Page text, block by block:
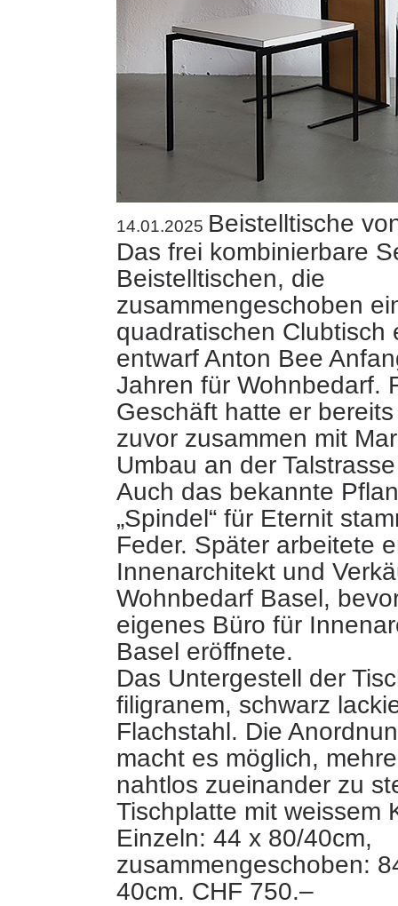
14.01.2025 Beistelltische
Das frei kombinierbare
Beistelltischen, die
zusammengeschoben
quadratischen Clubtisch
entwarf Anton Bee
Jahren für Wohnbedarf.
Geschäft hatte er
zuvor zusammen mit
Umbau an der
Auch das bekannte
„Spindel“ für Eternit
Feder. Später arbeitete
Innenarchitekt und
Wohnbedarf Basel,
eigenes Büro für
Basel eröffnete.
Das Untergestell der
filigranem, schwarz
Flachstahl. Die
macht es möglich,
nahtlos zueinander zu
Tischplatte mit weissem
Einzeln: 44 x 80/40cm,
zusammengeschoben:
40cm. CHF 750.–